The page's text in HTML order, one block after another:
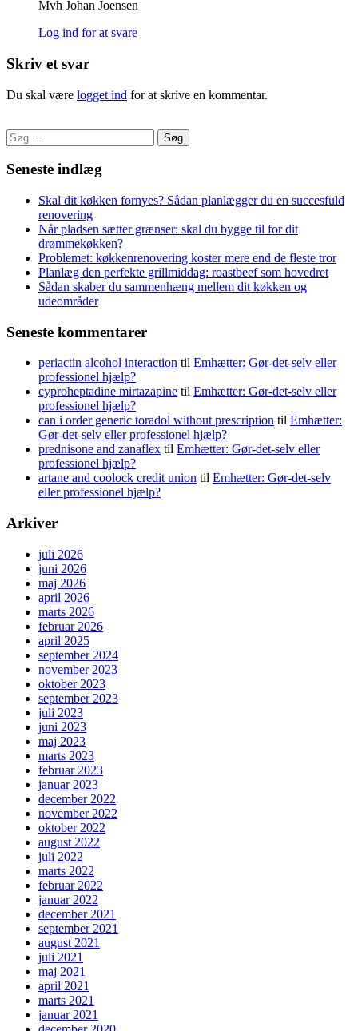
Mvh Johan Joensen
Log ind for at svare
Skriv et svar
Du skal være logget ind for at skrive en kommentar.
Søg
efter:
Seneste indlæg
Skal dit køkken fornyes? Sådan planlægger du en succesfuld
renovering
Når pladsen sætter grænser: skal du bygge til for dit
drømmekøkken?
Problemet: køkkenrenovering koster mere end de fleste tror
Planlæg den perfekte grillmiddag: roastbeef som hovedret
Sådan skaber du sammenhæng mellem dit køkken og
udeområder
Seneste kommentarer
periactin alcohol interaction til Emhætter: Gør-det-selv eller
professionel hjælp?
cyproheptadine mirtazapine til Emhætter: Gør-det-selv eller
professionel hjælp?
can i order generic toradol without prescription til Emhætter:
Gør-det-selv eller professionel hjælp?
prednisone and zanaflex til Emhætter: Gør-det-selv eller
professionel hjælp?
artane and coolock credit union til Emhætter: Gør-det-selv
eller professionel hjælp?
Arkiver
juli 2026
juni 2026
maj 2026
april 2026
marts 2026
februar 2026
april 2025
september 2024
november 2023
oktober 2023
september 2023
juli 2023
juni 2023
maj 2023
marts 2023
februar 2023
januar 2023
december 2022
november 2022
oktober 2022
august 2022
juli 2022
marts 2022
februar 2022
januar 2022
december 2021
september 2021
august 2021
juli 2021
maj 2021
april 2021
marts 2021
januar 2021